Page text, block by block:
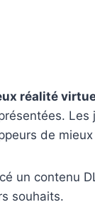
réalité
de
un contenu
souhaits.